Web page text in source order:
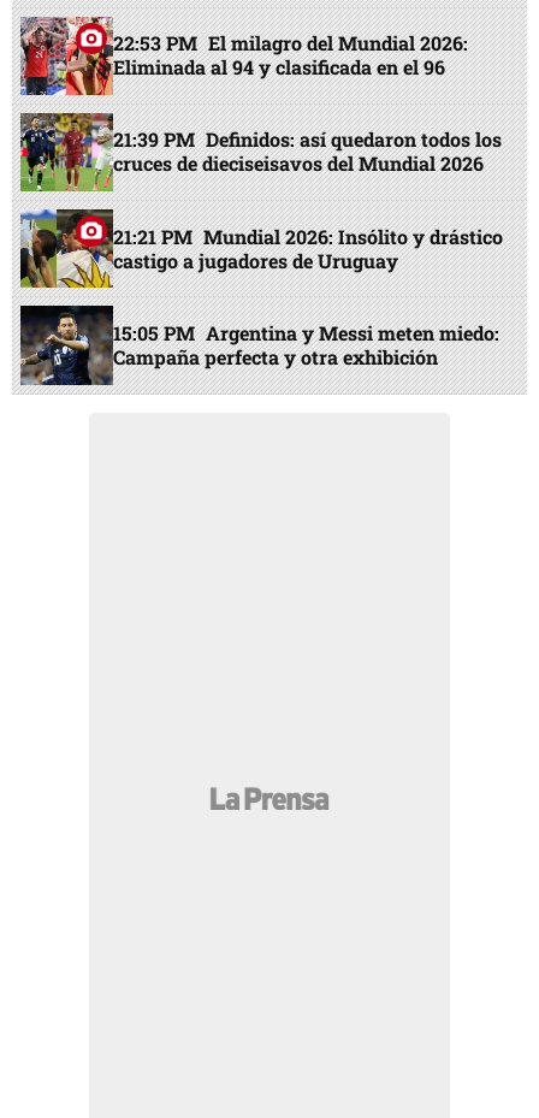
22:53 PM El milagro del Mundial 2026:
Eliminada al 94 y clasificada en el 96
21:39 PM Definidos: así quedaron todos los
cruces de dieciseisavos del Mundial 2026
21:21 PM Mundial 2026: Insólito y drástico
castigo a jugadores de Uruguay
15:05 PM Argentina y Messi meten miedo:
Campaña perfecta y otra exhibición